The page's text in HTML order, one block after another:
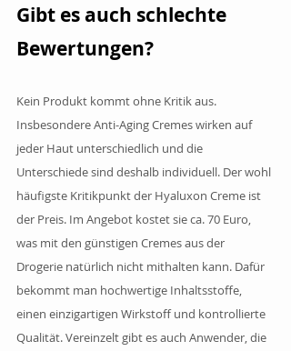
Gibt es auch schlechte
Bewertungen?
Kein Produkt kommt ohne Kritik aus.
Insbesondere Anti-Aging Cremes wirken auf
jeder Haut unterschiedlich und die
Unterschiede sind deshalb individuell. Der wohl
häufigste Kritikpunkt der Hyaluxon Creme ist
der Preis. Im Angebot kostet sie ca. 70 Euro,
was mit den günstigen Cremes aus der
Drogerie natürlich nicht mithalten kann. Dafür
bekommt man hochwertige Inhaltsstoffe,
einen einzigartigen Wirkstoff und kontrollierte
Qualität. Vereinzelt gibt es auch Anwender, die